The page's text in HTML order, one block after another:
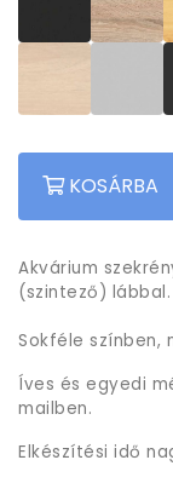
KOSÁRBA
Akvárium
(szintező) lábbal.
Sokféle színben,
Íves és egyedi
mailben.
Elkészítési idő